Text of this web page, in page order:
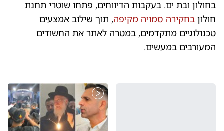
בחולון ובת ים. בעקבות הדיווחים, פתחו שוטרי תחנת
חולון בחקירה סמויה מקיפה, תוך שילוב אמצעים
טכנולוגיים מתקדמים, במטרה לאתר את החשודים
המעורבים במעשים.